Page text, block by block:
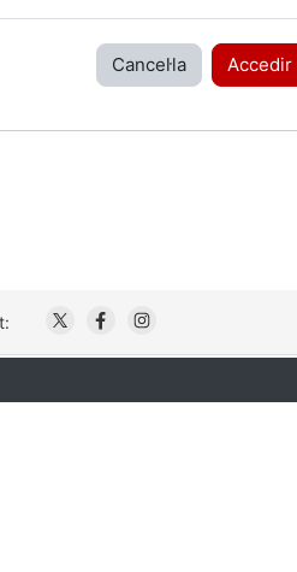
Cancel·la Accedir
. Obre en una nova finestra.
. Obre en una nova